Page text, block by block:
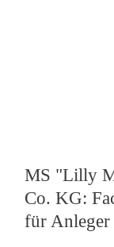
MS "Lilly
Co. KG:
für Anleger